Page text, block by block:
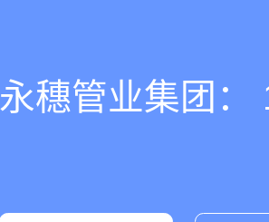
永穗管业集团：